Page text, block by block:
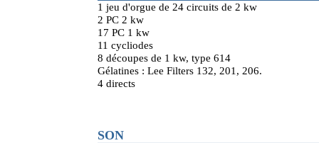
1 jeu d'orgue de 24 circuits de 2 kw
2 PC 2 kw
17 PC 1 kw
11 cycliodes
8 découpes de 1 kw, type 614
Gélatines : Lee Filters 132, 201, 206.
4 directs
SON